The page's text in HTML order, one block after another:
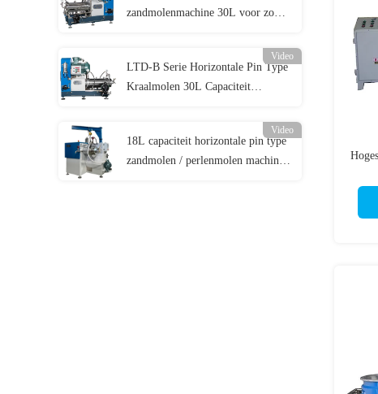
zandmolenmachine 30L voor zowel
oplosmiddel gebaseerde productenVideo
LTD-B Serie Horizontale Pin Type
Kraalmolen 30L Capaciteit
Video
18L capaciteit horizontale pin type
zandmolen / perlenmolen machine